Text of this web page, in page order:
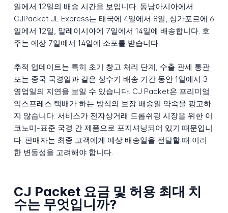
일에서 12일의 배송 시간을 보입니다. 동남아시아에서
CJPacket JL Express는 태국에 4일에서 8일, 싱가포르에 6
일에서 12일, 말레이시아에 7일에서 14일에 배송합니다. 호
주는 예상 7일에서 14일에 소포를 받습니다.
추적 업데이트는 특히 초기 창고 처리 단계, 수출 관세 통관
또는 중국 국경일과 같은 성수기 배송 기간 동안 1일에서 3
영업일의 지연을 보일 수 있습니다. CJ Packet은 프리미엄
익스프레스 택배가 하는 방식의 보장 배송일 약속을 광고하
지 않습니다. 서비스가 전자상거래 드롭쉬핑 시장을 위한 이
코노미-표준 국경 간 제품으로 포지셔닝되어 있기 때문입니
다. 판매자는 최종 고객에게 예상 배송일을 전달할 때 이러
한 변동성을 고려해야 합니다.
CJ Packet 요금 및 허용 최대 치
수는 무엇입니까?